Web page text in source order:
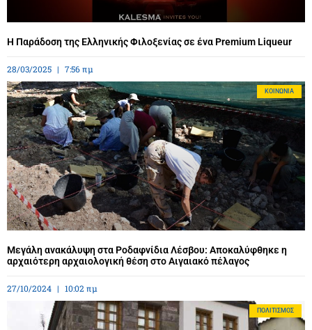
Η Παράδοση της Ελληνικής Φιλοξενίας σε ένα Premium Liqueur
28/03/2025 7:56 πμ
ΚΟΙΝΩΝΊΑ
Μεγάλη ανακάλυψη στα Ροδαφνίδια Λέσβου: Αποκαλύφθηκε η
αρχαιότερη αρχαιολογική θέση στο Αιγαιακό πέλαγος
27/10/2024 10:02 πμ
ΠΟΛΙΤΙΣΜΌΣ